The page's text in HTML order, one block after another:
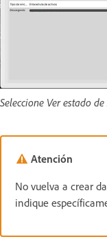
Seleccione Ver estado
Atención
No vuelva a crear
indique